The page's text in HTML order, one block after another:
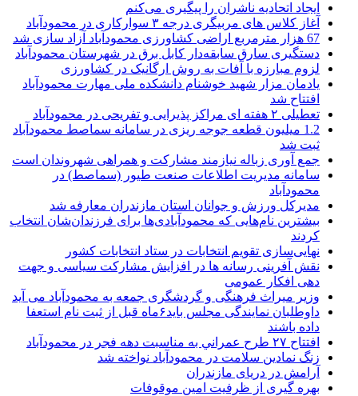
ایجاد اتحادیه ناشران را پیگیری می‌کنم
آغاز کلاس های مربیگری درجه ۳ سوارکاری در محمودآباد
67 هزار مترمربع اراضی کشاورزی محمودآباد آزاد سازی شد
دستگیری سارق سابقه‌دار کابل برق در شهرستان محمودآباد
لزوم مبارزه با آفات به روش ارگانیک در کشاورزی
یادمان مزار شهید خوشنام دانشکده ملی مهارت محمودآباد
افتتاح شد
تعطیلی ۲ هفته ای مراکز پذیرایی و تفریحی در محمودآباد
1.2 میلیون قطعه جوجه ریزی در سامانه سماصط محمودآباد
ثبت شد
جمع آوری زباله نیازمند مشارکت و همراهی شهروندان است
سامانه مدیریت اطلاعات صنعت طیور (سماصط) در
محمودآباد
مدیرکل ورزش و جوانان استان مازندران معارفه شد
بیشترین نام‌هایی که محمودآبادی‌ها برای فرزندان‌شان انتخاب
کردند
نهایی‌سازی تقویم انتخابات در ستاد انتخابات کشور
نقش آفرینی رسانه ها در افزایش مشارکت سیاسی و جهت
دهی افکار عمومی
وزیر میراث فرهنگی و گردشگری جمعه به محمودآباد می آید
داوطلبان نمایندگی مجلس باید۶ماه قبل از ثبت نام استعفا
داده باشند
افتتاح ٢٧ طرح عمراني به مناسبت دهه فجر در محمودآباد
زنگ نمادین سلامت در محمودآباد نواخته شد
آرامش در دریای مازندران
بهره گیری از ظرفیت امین موقوفات